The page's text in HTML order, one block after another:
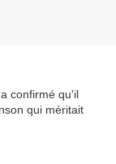
confirmé qu'il
qui méritait